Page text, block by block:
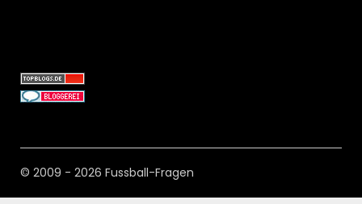
© 2009 - 2026 Fussball-Fragen